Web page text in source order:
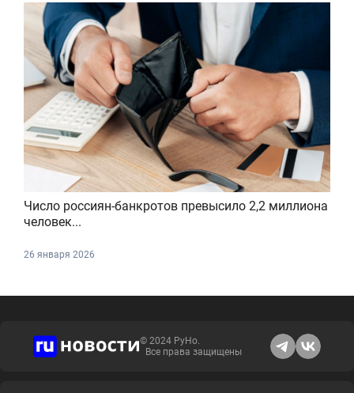
Число россиян-банкротов превысило 2,2 миллиона
человек...
26 января 2026
© 2024 РуНо.
Все права защищены